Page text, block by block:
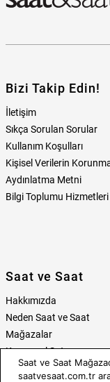
Bizi Takip Edin!
İletişim
Sıkça Sorulan Sorular
Kullanım Koşulları
Kişisel Verilerin
Aydınlatma Metni
Bilgi Toplumu Hizmetleri
Saat ve Saat
Hakkımızda
Neden Saat ve Saat
Mağazalar
Kurumsal Satış
Mağazada Teknik Servis
Saat ve Saat
saatvesaat.com.tr